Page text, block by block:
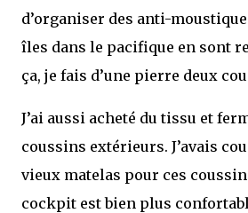
d’organiser des anti-
îles dans le pacifique en sont
ça, je fais d’une pierre deux
J’ai aussi acheté du tissu et
coussins extérieurs. J’avais
vieux matelas pour ces
cockpit est bien plus